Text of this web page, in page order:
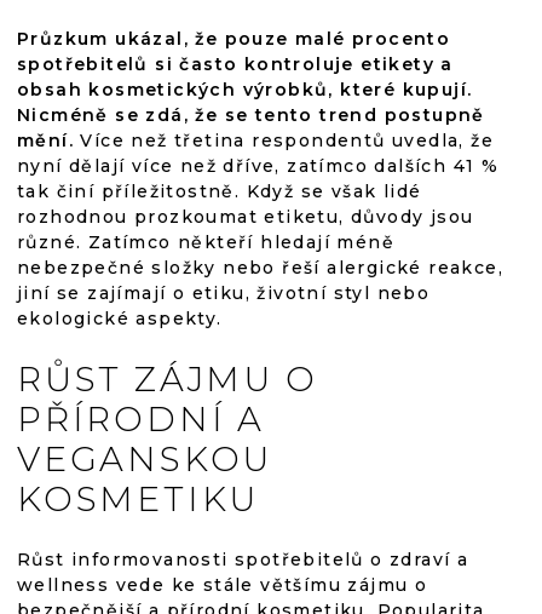
Průzkum ukázal, že pouze malé procento
spotřebitelů si často kontroluje etikety a
obsah kosmetických výrobků, které kupují.
Nicméně se zdá, že se tento trend postupně
mění. Více než třetina respondentů uvedla, že
nyní dělají více než dříve, zatímco dalších 41 %
tak činí příležitostně. Když se však lidé
rozhodnou prozkoumat etiketu, důvody jsou
různé. Zatímco někteří hledají méně
nebezpečné složky nebo řeší alergické reakce,
jiní se zajímají o etiku, životní styl nebo
ekologické aspekty.
RŮST ZÁJMU O
PŘÍRODNÍ A
VEGANSKOU
KOSMETIKU
Růst informovanosti spotřebitelů o zdraví a
wellness vede ke stále většímu zájmu o